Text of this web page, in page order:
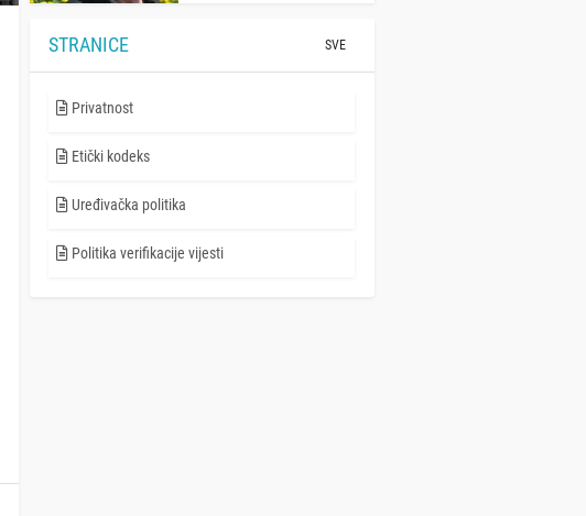
STRANICE SVE
Privatnost
Etički kodeks
Uređivačka politika
Politika verifikacije vijesti